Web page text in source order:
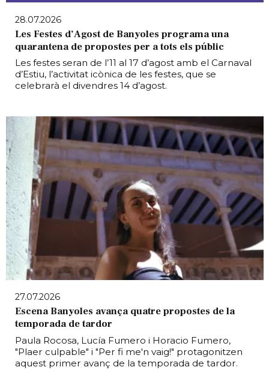
28.07.2026
Les Festes d’Agost de Banyoles programa una
quarantena de propostes per a tots els públic
Les festes seran de l’11 al 17 d’agost amb el Carnaval
d’Estiu, l’activitat icònica de les festes, que se
celebrarà el divendres 14 d’agost.
27.07.2026
Escena Banyoles avança quatre propostes de la
temporada de tardor
Paula Rocosa, Lucía Fumero i Horacio Fumero,
"Plaer culpable" i "Per fi me'n vaig!" protagonitzen
aquest primer avanç de la temporada de tardor.